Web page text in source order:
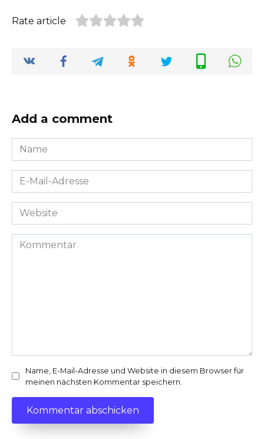
Rate article
Add a comment
Name
*
E-
Mail-
Adresse
Website
Kommentar
Name, E-Mail-Adresse und Website in diesem Browser für
meinen nächsten Kommentar speichern.